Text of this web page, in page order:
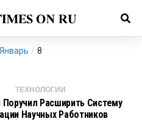
Январь / 8
ТЕХНОЛОГИИ
Расширить Систему
Научных Работников